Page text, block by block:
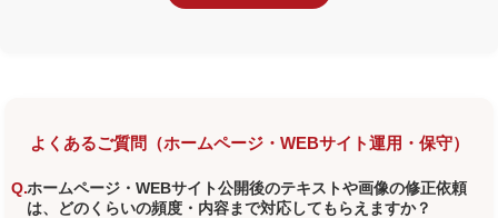
よくあるご質問（ホームページ・WEBサイト運用・保守）
ホームページ・WEBサイト公開後のテキストや画像の修正依頼
は、どのくらいの頻度・内容まで対応してもらえますか？